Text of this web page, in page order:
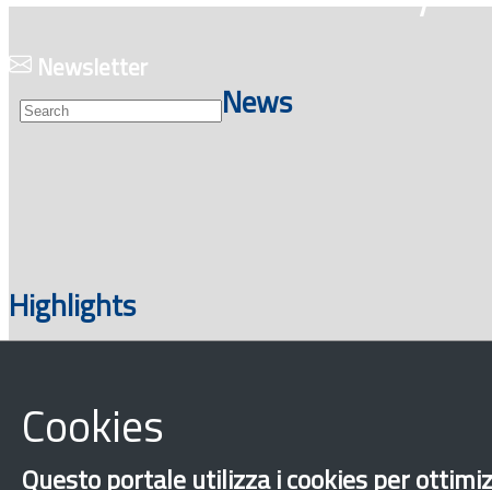
Newsletter
News
Highlights
Documents
Cookies
Questo portale utilizza i cookies per